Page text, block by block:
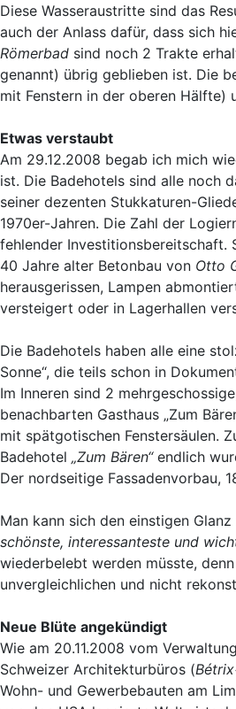
Diese Wasseraustritte sind das
auch der Anlass dafür, dass sich
Römerbad sind noch 2 Trakte
genannt) übrig geblieben ist. Die
mit Fenstern in der oberen Hälfte)
Etwas verstaubt
Am 29.12.2008 begab ich mich
ist. Die Badehotels sind alle noch
seiner dezenten Stukkaturen-
1970er-Jahren. Die Zahl der
fehlender Investitionsbereitschaft.
40 Jahre alter Betonbau von Otto
herausgerissen, Lampen
versteigert oder in Lagerhallen
Die Badehotels haben alle eine
Sonne“, die teils schon in
Im Inneren sind 2
benachbarten Gasthaus „Zum
mit spätgotischen Fenstersäulen.
Badehotel „Zum Bären“endlich
Der nordseitige Fassadenvorbau,
Man kann sich den einstigen
schönste, interessanteste und
wiederbelebt werden müsste,
unvergleichlichen und nicht
Neue Blüte angekündigt
Wie am 20.11.2008 vom
Schweizer Architekturbüros (
Wohn- und Gewerbebauten am